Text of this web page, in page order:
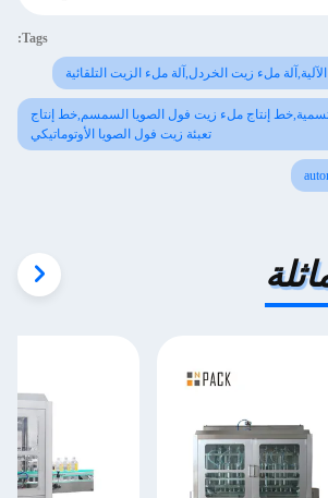
Tags:
ملء زيت الخردل,آلة ملء الزيت التلقائية
إنتاج ملء زيت فول الصويا السمسم,خط إنتاج
تعبئة زيت فول الصويا الأوتوماتيكي